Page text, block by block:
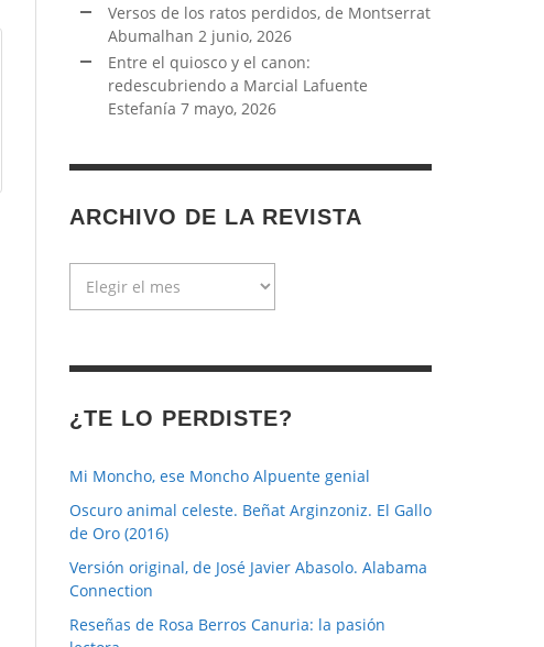
Versos de los ratos perdidos, de Montserrat
Abumalhan 2 junio, 2026
Entre el quiosco y el canon:
redescubriendo a Marcial Lafuente
Estefanía 7 mayo, 2026
ARCHIVO DE LA REVISTA
¿TE LO PERDISTE?
Mi Moncho, ese Moncho Alpuente genial
Oscuro animal celeste. Beñat Arginzoniz. El Gallo
de Oro (2016)
Versión original, de José Javier Abasolo. Alabama
Connection
Reseñas de Rosa Berros Canuria: la pasión